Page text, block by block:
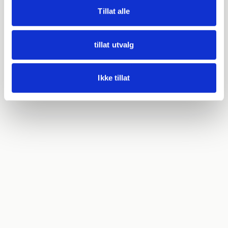
Tillat alle
tillat utvalg
Ikke tillat